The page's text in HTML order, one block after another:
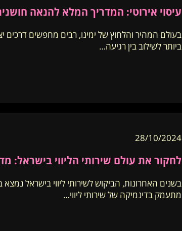
עיסוי אירוטי: המדריך המלא להנאה
בעולם המהיר והלחוץ של ימינו, רבים מחפשים דרכים
ביותר לשילוב בין רגיעה…
28/10/2024
לחקור את עולם שירותי הליווי בישראל:
בשנים האחרונות, הביקוש לשירותי ליווי בישראל
מתעמק בדינמיקה של שירותי ליווי…